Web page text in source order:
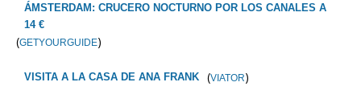
ÁMSTERDAM: CRUCERO NOCTURNO POR LOS CANALES A
14 €
(GETYOURGUIDE)
VISITA A LA CASA DE ANA FRANK (VIATOR)